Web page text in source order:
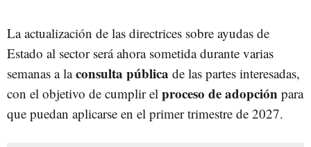
La actualización de las directrices sobre ayudas de
Estado al sector será ahora sometida durante varias
semanas a laconsulta pública de las partes interesadas,
con el objetivo de cumplir el proceso de adopción para
que puedan aplicarse en el primer trimestre de 2027.